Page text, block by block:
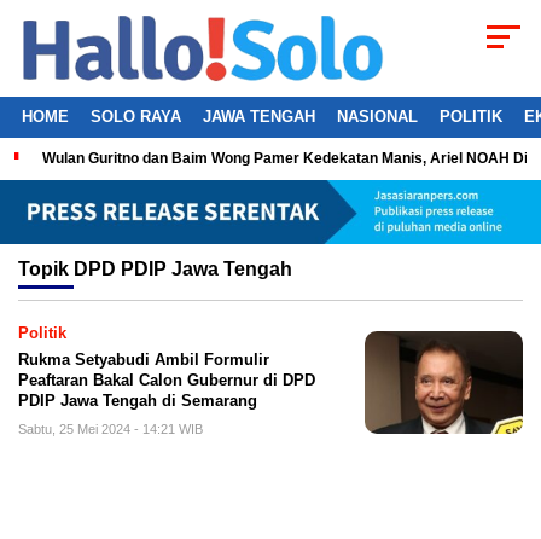
HOME SOLO RAYA JAWA TENGAH NASIONAL POLITIK
Wulan Guritno dan Baim Wong Pamer Kedekatan Manis, Ariel NOAH
Topik DPD PDIP Jawa Tengah
Politik
Rukma Setyabudi Ambil Formulir
Peaftaran Bakal Calon Gubernur di DPD
PDIP Jawa Tengah di Semarang
Sabtu, 25 Mei 2024 - 14:21 WIB